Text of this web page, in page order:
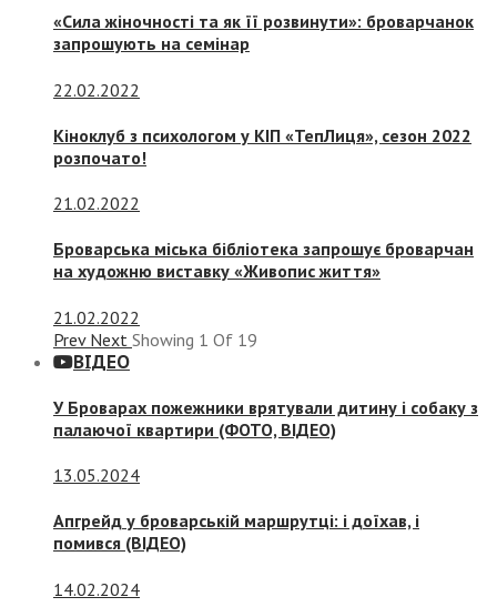
«Сила жіночності та як її розвинути»: броварчанок
запрошують на семінар
22.02.2022
Кіноклуб з психологом у КІП «ТепЛиця», сезон 2022
розпочато!
21.02.2022
Броварська міська бібліотека запрошує броварчан
на художню виставку «Живопис життя»
21.02.2022
Prev Next Showing 1 Of 19
ВІДЕО
У Броварах пожежники врятували дитину і собаку з
палаючої квартири (ФОТО, ВІДЕО)
13.05.2024
Апгрейд у броварській маршрутці: і доїхав, і
помився (ВІДЕО)
14.02.2024